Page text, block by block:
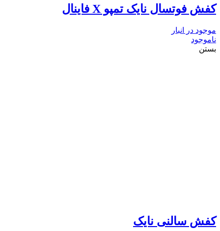
کفش فوتسال نایک تمپو X فاینال
موجود در انبار
ناموجود
بستن
کفش سالنی نایک